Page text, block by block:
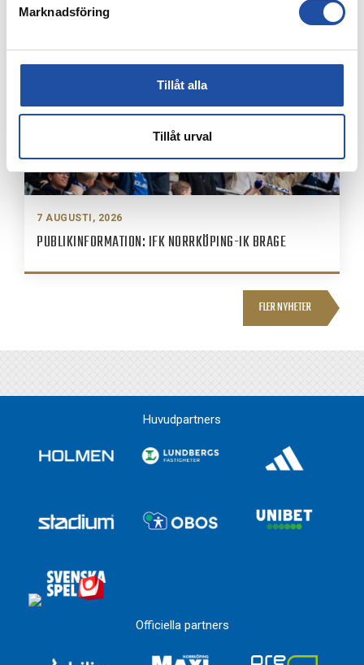
Marknadsföring
Tillåt alla
Tillåt urval
7 AUGUSTI, 2026
PUBLIKINFORMATION: IFK NORRKÖPING-IK BRAGE
FLER NYHETER
Huvudpartners
Officiella partners